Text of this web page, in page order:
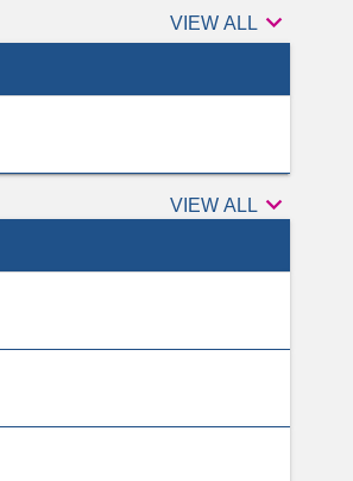
VIEW ALL Authors

VIEW ALL Peer
